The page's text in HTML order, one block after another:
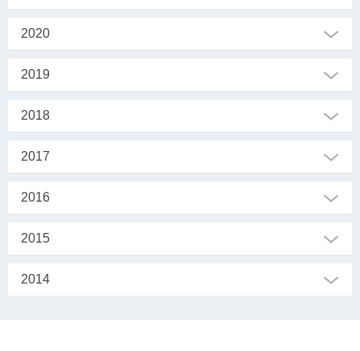
2020
2019
2018
2017
2016
2015
2014